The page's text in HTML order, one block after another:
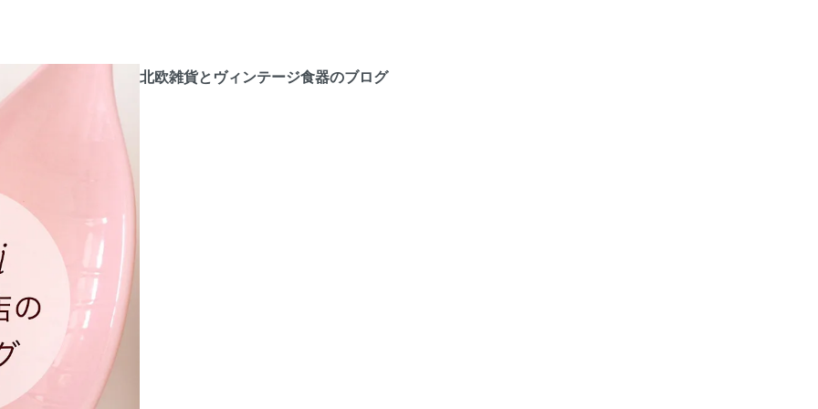
北欧雑貨とヴィンテージ食器のブログ